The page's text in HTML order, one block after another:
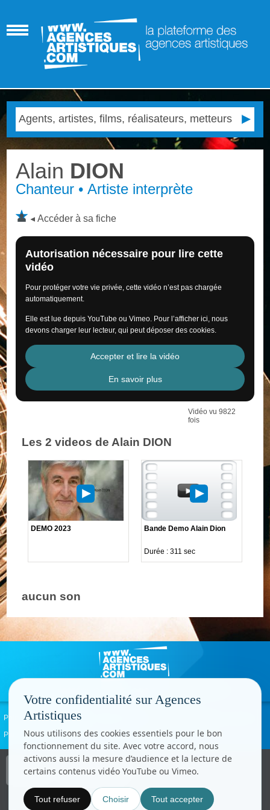
Alain DION
Chanteur • Artiste interprète
Accéder à sa fiche
Autorisation nécessaire pour lire cette
vidéo
Pour protéger votre vie privée, cette vidéo n’est pas chargée
automatiquement.
Elle est lue depuis YouTube ou Vimeo. Pour l’afficher ici, nous
devons charger leur lecteur, qui peut déposer des cookies.
Accepter et lire la vidéo
En savoir plus
Vidéo vu 9822
fois
Les 2 videos de Alain DION
DEMO 2023 Bande Demo Alain Dion
Durée : 311 sec
aucun son
Politique de confidentialité
Paramètres cookies
Copyright © CC.Comunication
Tous droits réservés
Votre confidentialité sur Agences
Artistiques
Nous utilisons des cookies essentiels pour le bon
fonctionnement du site. Avec votre accord, nous
activons aussi la mesure d’audience et la lecture de
certains contenus vidéo YouTube ou Vimeo.
Tout refuser Choisir Tout accepter